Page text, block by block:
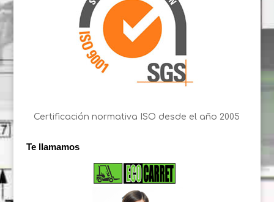
Certificación normativa ISO desde el año 2005
Te llamamos